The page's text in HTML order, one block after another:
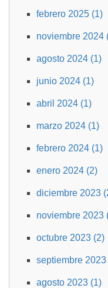
febrero 2025 (1)
noviembre 2024
agosto 2024 (1)
junio 2024 (1)
abril 2024 (1)
marzo 2024 (1)
febrero 2024 (1)
enero 2024 (2)
diciembre 2023
noviembre 2023
octubre 2023 (2)
septiembre 2023
agosto 2023 (1)